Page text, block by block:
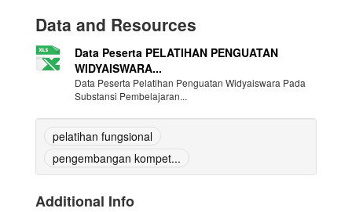
Data and Resources
Data Peserta PELATIHAN PENGUATAN
WIDYAISWARA...
Data Peserta Pelatihan Penguatan Widyaiswara Pada
Substansi Pembelajaran...
pelatihan fungsional
pengembangan kompet...
Additional Info